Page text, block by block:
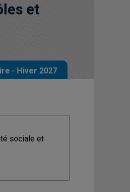
et
- Hiver 2027
sociale et